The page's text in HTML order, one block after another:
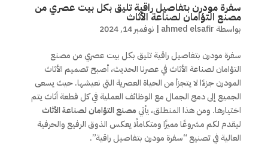
سفرة مودرن بتفاصيل راقية تليق بكل بيت عصري من
مصنع التؤامان لصناعة الأثاث
بواسطة ahmed elsafir
| نوفمبر 14, 2024
سفرة مودرن بتفاصيل راقية تليق بكل بيت عصري من مصنع
التؤامان لصناعة الأثاث في عصرنا الحديث، أصبح تصميم الأثاث
المودرن جزءًا لا يتجزأ من الحياة العصرية التي نعيشها. حيث يسعى
الجميع إلى دمج الجمال مع الوظائف العملية في كل قطعة أثاث يتم
اختيارها. ومن هذا المنطلق، يأتي مصنع التؤامان لصناعة الأثاث
ليقدم لكم مشروعًا مميزًا ومتكاملًا يعكس الذوق الرفيع والحرفية
العالية في تصنيع “سفرة مودرن بتفاصيل راقية”.